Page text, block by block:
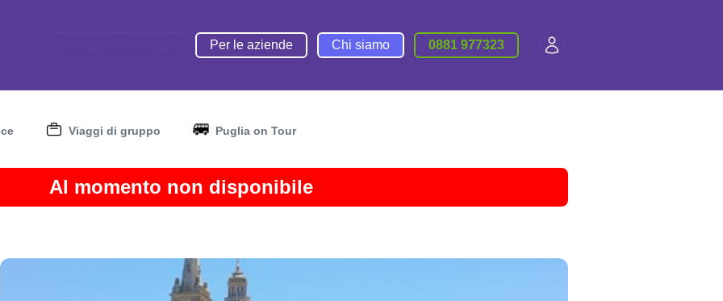
Per le aziende Chi siamo 0881 977323
Viaggi di gruppo Puglia on Tour
Al momento non disponibile